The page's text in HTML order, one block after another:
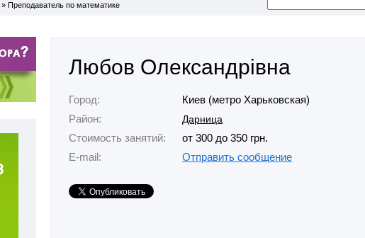
» Преподаватель по математике
Любов Олександрівна
Город:
Киев (метро Харьковская)
Район:
Дарница
Стоимость занятий:
от 300 до 350 грн.
E-mail:
Отправить сообщение